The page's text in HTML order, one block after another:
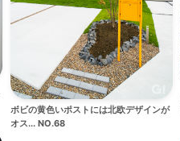
ボビの黄色いポストには北欧デザインが
オス... NO.68